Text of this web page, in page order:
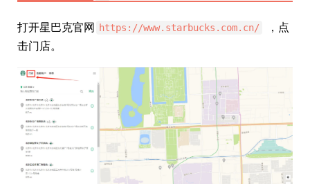
打开星巴克官网 https://www.starbucks.com.cn/
，点
击门店。